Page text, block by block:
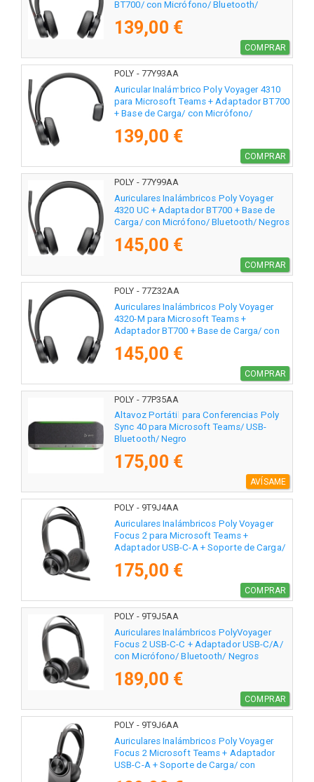
BT700/ con Micrófono/ Bluetooth/
139,00 €
COMPRAR
POLY - 77Y93AA
Auricular Inalámbrico Poly Voyager 4310
para Microsoft Teams + Adaptador BT700
+ Base de Carga/ con Micrófono/
139,00 €
COMPRAR
POLY - 77Y99AA
Auriculares Inalámbricos Poly Voyager
4320 UC + Adaptador BT700 + Base de
Carga/ con Micrófono/ Bluetooth/ Negros
145,00 €
COMPRAR
POLY - 77Z32AA
Auriculares Inalámbricos Poly Voyager
4320-M para Microsoft Teams +
Adaptador BT700 + Base de Carga/ con
145,00 €
COMPRAR
POLY - 77P35AA
Altavoz Portátil para Conferencias Poly
Sync 40 para Microsoft Teams/ USB-
Bluetooth/ Negro
175,00 €
AVÍSAME
POLY - 9T9J4AA
Auriculares Inalámbricos Poly Voyager
Focus 2 para Microsoft Teams +
Adaptador USB-C-A + Soporte de Carga/
175,00 €
COMPRAR
POLY - 9T9J5AA
Auriculares Inalámbricos PolyVoyager
Focus 2 USB-C-C + Adaptador USB-C/A/
con Micrófono/ Bluetooth/ Negros
189,00 €
COMPRAR
POLY - 9T9J6AA
Auriculares Inalámbricos Poly Voyager
Focus 2 Microsoft Teams + Adaptador
USB-C-A + Soporte de Carga/ con